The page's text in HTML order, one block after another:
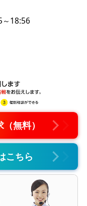
～18:56
無料）
こちら